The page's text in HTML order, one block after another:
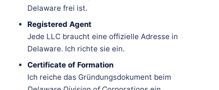
Delaware frei ist.
Registered Agent
Jede LLC braucht eine offizielle Adresse in
Delaware. Ich richte sie ein.
Certificate of Formation
Ich reiche das Gründungsdokument beim